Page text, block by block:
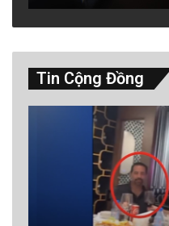
Tin Cộng Đồng